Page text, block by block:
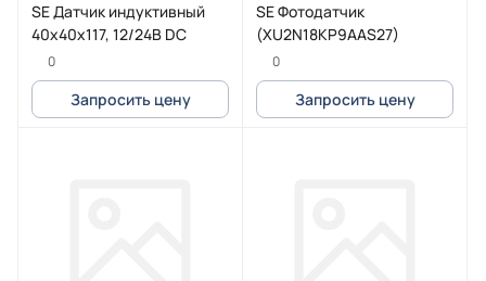
SE Датчик индуктивный
40х40х117, 12/24В DC
0
Запросить цену
SE Фотодатчик
(XU2N18KP9AAS27)
0
Запросить цену